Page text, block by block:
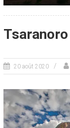
Tsaranoro
20 août 2020